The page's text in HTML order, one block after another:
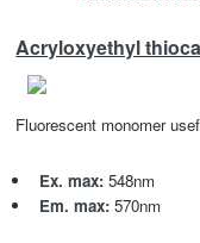
Acryloxyethyl
Fluorescent monomer
Ex. max: 548nm
Em. max: 570nm